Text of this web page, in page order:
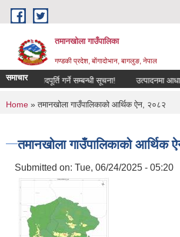
Skip to main content
तमानखोला गाउँपालिका
गण्डकी प्रदेश, बोंगादोभान, बागलुङ, नेपाल
समाचारपदपूर्ति गर्ने सम्बन्धी सूचना! उत्पादनमा
You are here
Home » तमानखोला गाउँपालिकाको आर्थिक ऐन, २०८२
तमानखोला गाउँपालिकाको आर्थिक
Submitted on: Tue, 06/24/2025 - 05:20